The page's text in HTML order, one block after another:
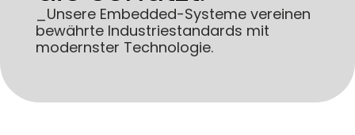
_Unsere Embedded-Systeme vereinen
bewährte Industriestandards mit
modernster Technologie.